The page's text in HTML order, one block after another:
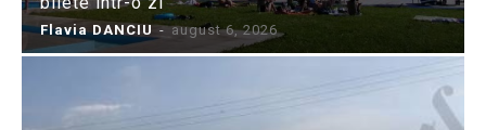
Flavia DANCIU - august 6, 2026